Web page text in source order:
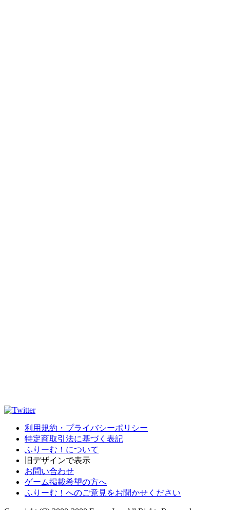
利用規約・プライバシーポリシー
特定商取引法に基づく表記
ふりーむ！について
旧デザインで表示
お問い合わせ
ゲーム掲載希望の方へ
ふりーむ！へのご意見をお聞かせください